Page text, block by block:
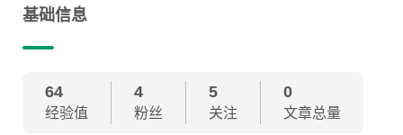
基础信息
64
经验值
4
粉丝
5
关注
0
文章总量